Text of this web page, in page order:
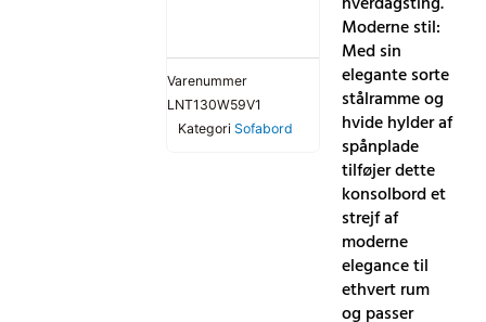
Varenummer
LNT130W59V1
Kategori Sofabord
Moderne stil:
Med sin
elegante sorte
stålramme og
hvide hylder af
spånplade
tilføjer dette
konsolbord et
strejf af
moderne
elegance til
ethvert rum
og passer